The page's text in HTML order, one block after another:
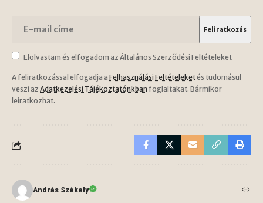
Elolvastam és elfogadom az Általános Szerződési Feltételeket
A feliratkozással elfogadja a Felhasználási Feltételeketés tudomásul
veszi az Adatkezelési Tájékoztatónkban foglaltakat. Bármikor
leiratkozhat.
András Székely